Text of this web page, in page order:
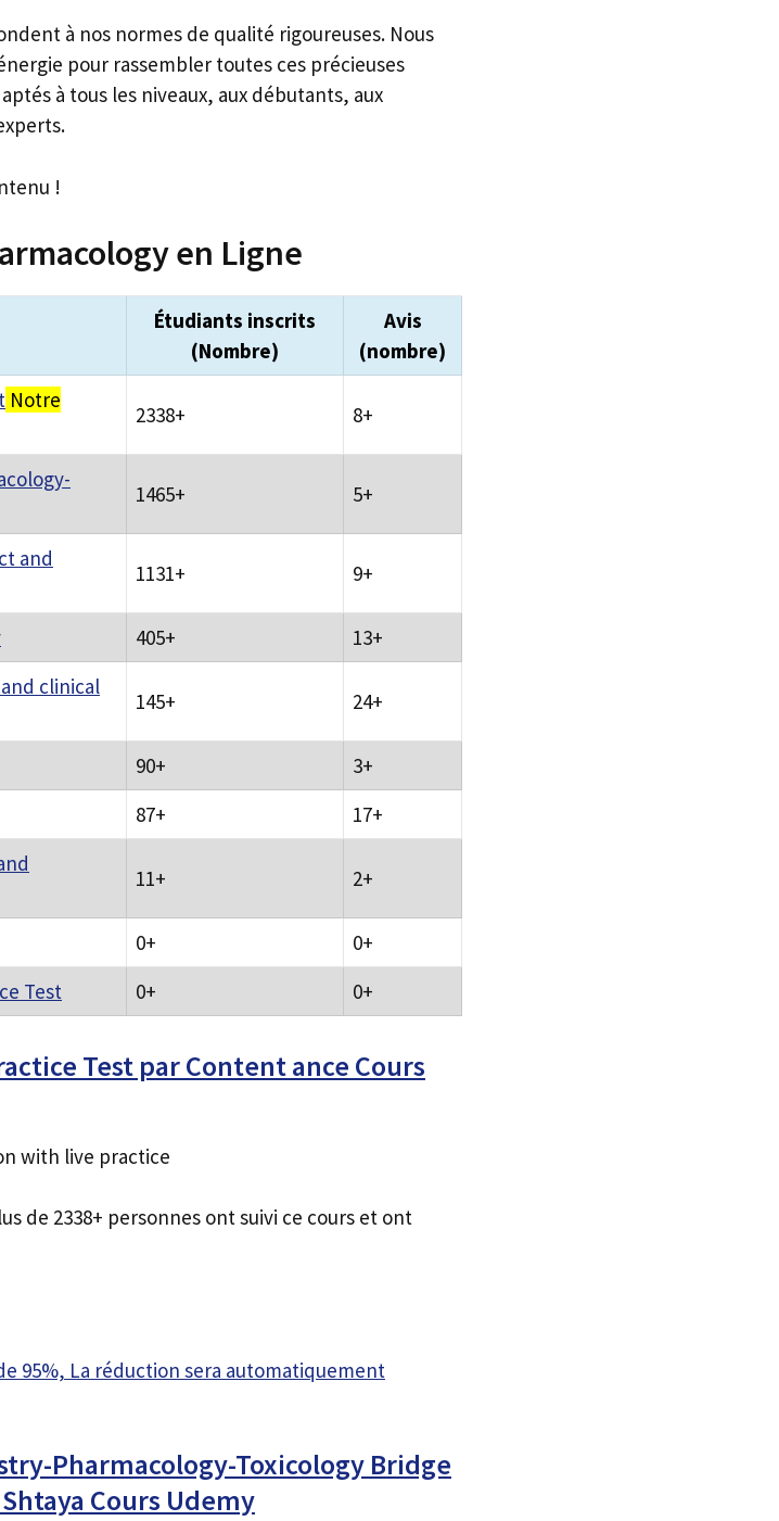
à nos normes de qualité rigoureuses. Nous
pour rassembler toutes ces précieuses
à tous les niveaux, aux débutants, aux
!
en Ligne
Étudiants inscrits
(Nombre)
Avis
(nombre)
Notre
2338+ 8+
1465+ 5+
and
1131+ 9+
405+
13+
clinical
145+ 24+
90+
3+
87+
17+
11+ 2+
0+
0+
Test 0+ 0+
Test par Content ance Cours
with live practice
de 2338+ personnes ont suivi ce cours et ont
95%, La réduction sera automatiquement
Pharmacology-Toxicology Bridge
Cours Udemy